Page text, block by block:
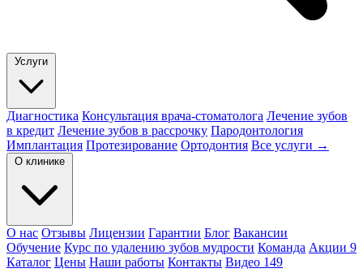
Услуги
Диагностика Консультация врача-стоматолога Лечение зубов
в кредит Лечение зубов в рассрочку Пародонтология
Имплантация Протезирование Ортодонтия Все услуги →
О клинике
О нас Отзывы Лицензии Гарантии Блог Вакансии
Обучение Курс по удалению зубов мудрости Команда Акции 9
Каталог Цены Наши работы Контакты Видео 149